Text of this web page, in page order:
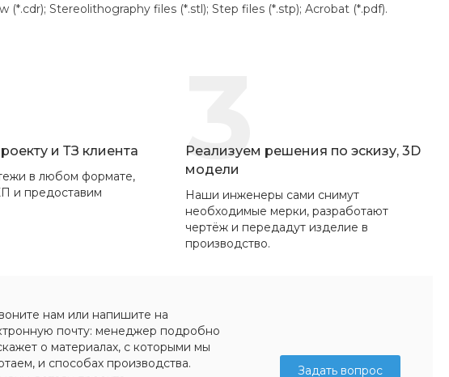
Stereolithography files (*.stl); Step files (*.stp); Acrobat (*.pdf).
и ТЗ клиента
в любом формате,
и предоставим
3
Реализуем решения по эскизу, 3D
модели
Наши инженеры сами снимут
необходимые мерки, разработают
чертёж и передадут изделие в
производство.
нам или напишите на
почту: менеджер подробно
о материалах, с которыми мы
и способах производства.
Задать вопрос